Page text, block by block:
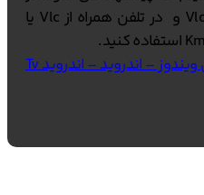
کامپیوتر از نرم افزار Vlc و در تلفن همراه از Vlc یا
دانلود اپلیکیشن های ویندوز – اندروید – اندروید Tv